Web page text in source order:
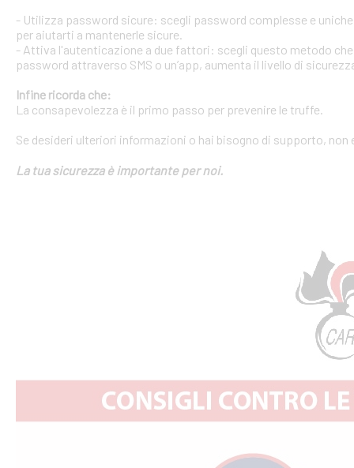
- Utilizza password sicure: scegli password complesse e
per aiutarti a mantenerle sicure.
- Attiva l'autenticazione a due fattori: scegli questo metodo
password attraverso SMS o un’app, aumenta il livello di
Infine ricorda che:
La consapevolezza è il primo passo per prevenire le truffe.
Se desideri ulteriori informazioni o hai bisogno di supporto,
La tua sicurezza è importante per noi.